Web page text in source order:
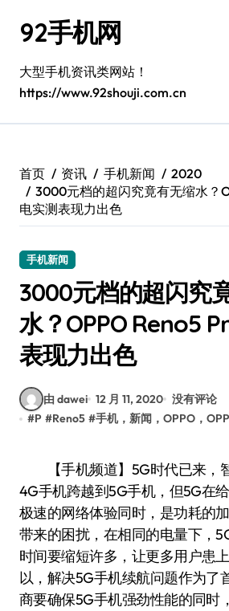
92手机网
大型手机资讯类网站！
https://www.92shouji.com.cn
首页 资讯 手机新闻
2020
3000元档的超闪究竟有无缩水？
电实测表现力出色
手机新闻
3000元档的超闪究
水？OPPO Reno5
表现力出色
由 dawei 12 月 11, 2020 没有评论
#P #Reno5 #手机，新闻，OPPO，
【手机频道】5G时代已来，智能手机也逐渐从
4G手机跨越到5G手机，但5G在
极速的网络体验同时，是功耗的
带来的困扰，在相同的电量下，
时间要缩短许多，让更多用户患
以，解决5G手机续航问题作为了
商要确保5G手机强劲性能的同时